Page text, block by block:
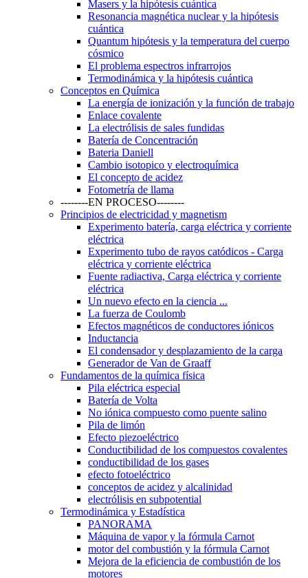
Masers y la hipótesis cuántica
Resonancia magnética nuclear y la hipótesis
cuántica
Quantum hipótesis y la temperatura del cuerpo
cósmico
El problema espectros infrarrojos
Termodinámica y la hipótesis cuántica
Conceptos en Química
La energía de ionización y la función de trabajo
Enlace covalente
La electrólisis de sales fundidas
Batería de Concentración
Bateria Daniell
Cambio isotopico y electroquímica
El concepto de acidez
Fotometría de llama
--------EN PROCESO--------
Principios de electricidad y magnetism
Experimento batería, carga eléctrica y corriente
eléctrica
Experimento tubo de rayos catódicos - Carga
eléctrica y corriente eléctrica
Fuente radiactiva, Carga eléctrica y corriente
eléctrica
Un nuevo efecto en la ciencia ...
La fuerza de Coulomb
Efectos magnéticos de conductores iónicos
Inductancia
El condensador y desplazamiento de la carga
Generador de Van de Graaff
Fundamentos de la química física
Pila eléctrica especial
Batería de Volta
No iónica compuesto como puente salino
Pila de limón
Efecto piezoeléctrico
Conductibilidad de los compuestos covalentes
conductibilidad de los gases
efecto fotoeléctrico
conceptos de acidez y alcalinidad
electrólisis en subpotential
Termodinámica y Estadística
PANORAMA
Máquina de vapor y la fórmula Carnot
motor del combustión y la fórmula Carnot
Mejora de la eficiencia de combustión de los
motores